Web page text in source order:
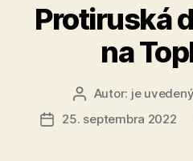
Protiruská
na
AutorAutor: je
Dátum
25. septembra 2022